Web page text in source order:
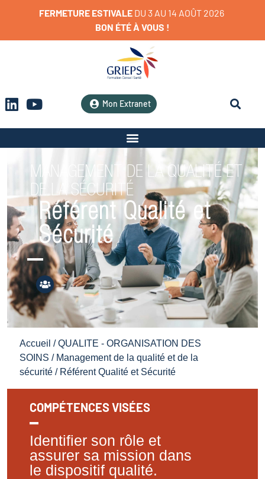
FERMETURE ESTIVALE DU 3 AU 14 AOÛT 2026
BON ÉTÉÀ VOUS !
Mon Extranet
MANAGEMENT DE LA QUALITÉ ET
DE LA SÉCURITÉ
Référent Qualité et
Sécurité
Accueil /QUALITE - ORGANISATION DES
SOINS / Management de la qualité et de la
sécurité / Référent Qualité et Sécurité
COMPÉTENCES VISÉES
Identifier son rôle et
assurer sa mission dans
le dispositif qualité.